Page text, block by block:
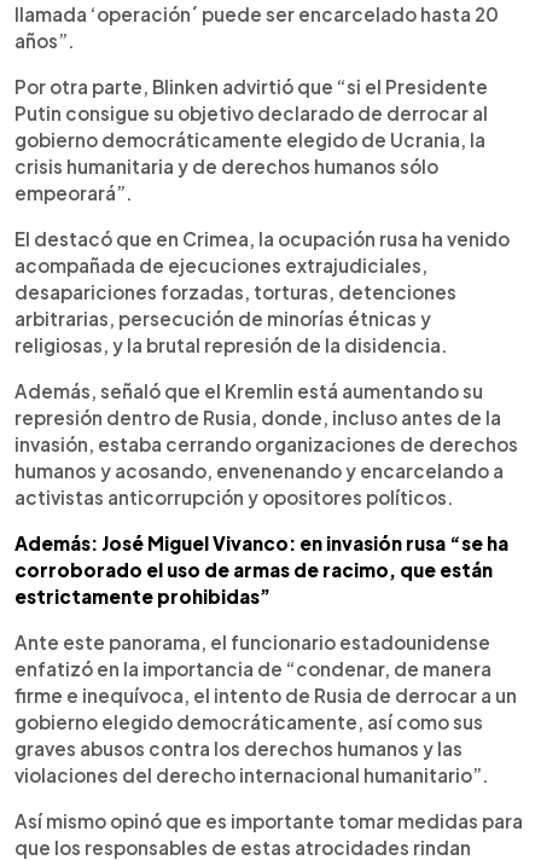
llamada ‘operación´ puede ser encarcelado hasta 20
años”.
Por otra parte, Blinken advirtió que “si el Presidente
Putin consigue su objetivo declarado de derrocar al
gobierno democráticamente elegido de Ucrania, la
crisis humanitaria y de derechos humanos sólo
empeorará”.
El destacó que en Crimea, la ocupación rusa ha venido
acompañada de ejecuciones extrajudiciales,
desapariciones forzadas, torturas, detenciones
arbitrarias, persecución de minorías étnicas y
religiosas, y la brutal represión de la disidencia.
Además, señaló que el Kremlin está aumentando su
represión dentro de Rusia, donde, incluso antes de la
invasión, estaba cerrando organizaciones de derechos
humanos y acosando, envenenando y encarcelando a
activistas anticorrupción y opositores políticos.
Además: José Miguel Vivanco: en invasión rusa “se ha
corroborado el uso de armas de racimo, que están
estrictamente prohibidas”
Ante este panorama, el funcionario estadounidense
enfatizó en la importancia de “condenar, de manera
firme e inequívoca, el intento de Rusia de derrocar a un
gobierno elegido democráticamente, así como sus
graves abusos contra los derechos humanos y las
violaciones del derecho internacional humanitario”.
Así mismo opinó que es importante tomar medidas para
que los responsables de estas atrocidades rindan